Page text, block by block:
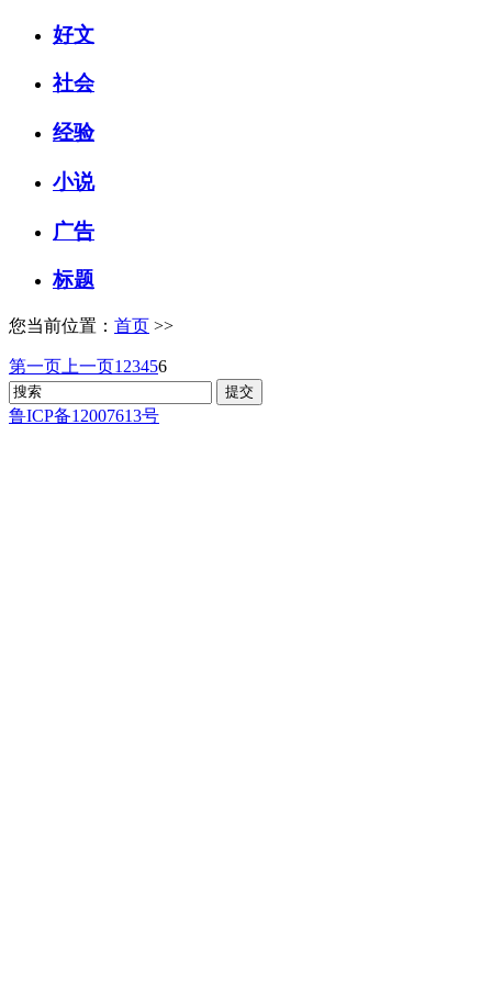
好文
社会
经验
小说
广告
标题
您当前位置： 首页 >>
第一页 上一页1 23456
鲁ICP备12007613号